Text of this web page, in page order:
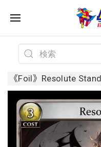
《Foil》Resolute